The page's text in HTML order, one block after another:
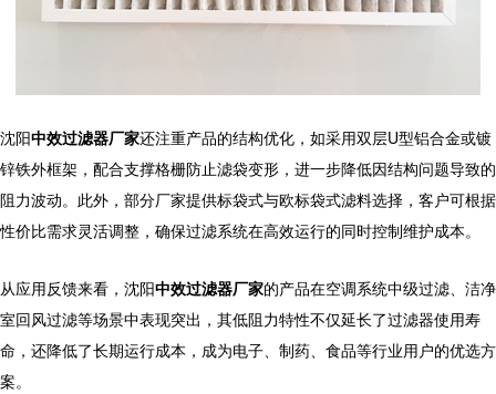
沈阳中效过滤器厂家还注重产品的结构优化，如采用双层U型铝合金或镀
锌铁外框架，配合支撑格栅防止滤袋变形，进一步降低因结构问题导致的
阻力波动。此外，部分厂家提供标袋式与欧标袋式滤料选择，客户可根据
性价比需求灵活调整，确保过滤系统在高效运行的同时控制维护成本。
从应用反馈来看， 沈阳中效过滤器厂家的产品在空调系统中级过滤、洁净
室回风过滤等场景中表现突出，其低阻力特性不仅延长了过滤器使用寿
命，还降低了长期运行成本，成为电子、制药、食品等行业用户的优选方
案。